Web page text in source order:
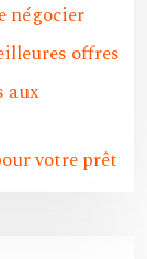
négocier
offres
aux
votre prêt